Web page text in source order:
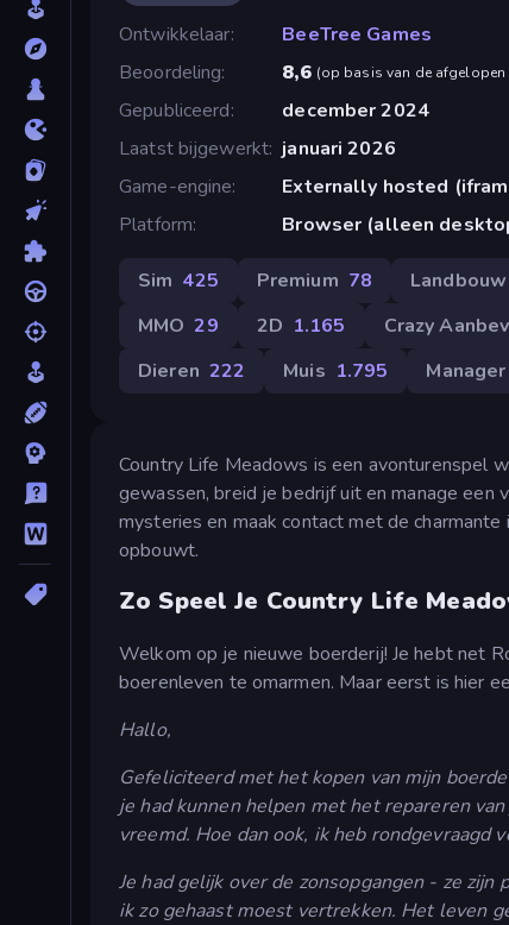
Ontwikkelaar
BeeTree Games
Beoordeling
8,6 (op basis van de afgelopen
Gepubliceerd
december 2024
Laatst bijgewerkt januari 2026
Game-engine
Externally hosted
Platform
Browser (alleen
Sim 425 Premium 78 Landbouw
MMO 29 2D 1.165 Crazy
Dieren 222 Muis 1.795 Manager
Country Life Meadows is een avonturenspel
gewassen, breid je bedrijf uit en manage een
mysteries en maak contact met de
opbouwt.
Zo Speel Je Country Life
Welkom op je nieuwe boerderij! Je hebt net
boerenleven te omarmen. Maar eerst is hier
Hallo,
Gefeliciteerd met het kopen van mijn
je had kunnen helpen met het repareren
vreemd. Hoe dan ook, ik heb rondgevraagd
Je had gelijk over de zonsopgangen - ze
ik zo gehaast moest vertrekken. Het leven